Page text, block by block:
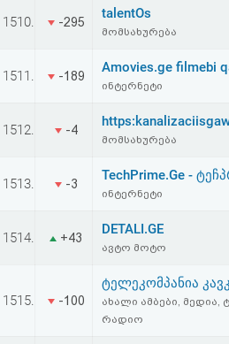
1510. -295
talentOs
მომსახურება
1511. -189
Amovies.ge filmebi
ინტერნეტი
1512. -4
მომსახურება
1513. -3
TechPrime.Ge -
ინტერნეტი
1514. +43
DETALI.GE
ავტო მოტო
1515. -100
ტელეკომპანია
ახალი ამბები, მედია,
რადიო